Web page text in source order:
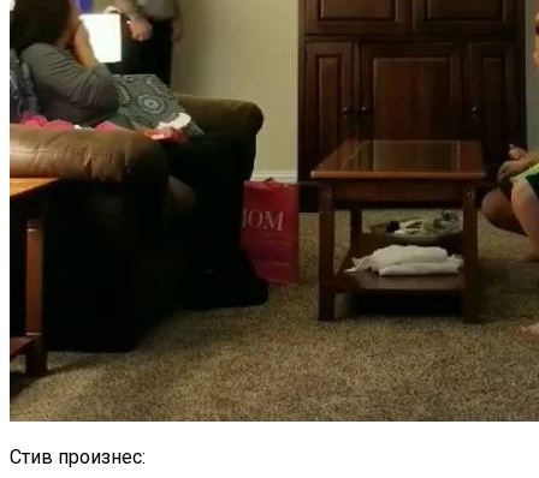
Стив произнес: